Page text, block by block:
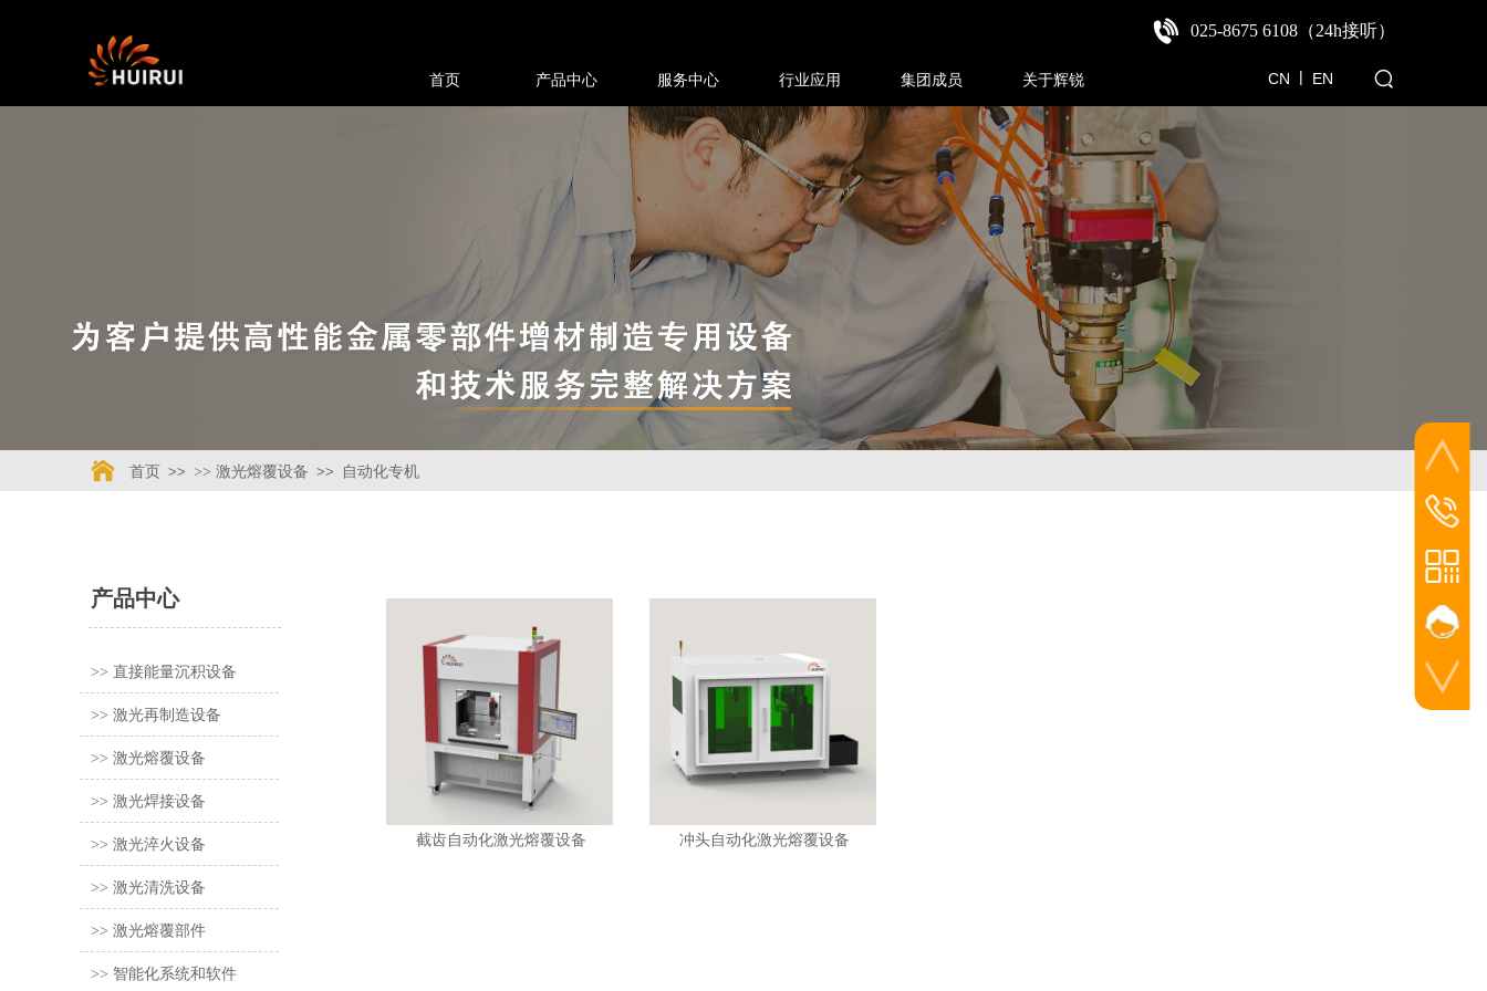
CN | EN
025-8675 6108（24h接听）
首页 产品中心 服务中心 行业应用 集团成员 关于辉锐
首页 >> >> 激光熔覆设备 >> 自动化专机
产品中心
截齿自动化激光熔覆设备 冲头自动化激光熔覆设备
>> 直接能量沉积设备
>> 激光再制造设备
>> 激光熔覆设备
>> 激光焊接设备
>> 激光淬火设备
>> 激光清洗设备
>> 激光熔覆部件
>> 智能化系统和软件
/
联系电话
手机扫一扫